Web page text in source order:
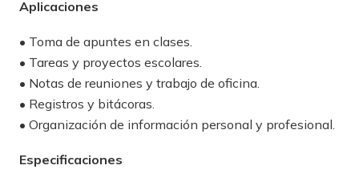
Aplicaciones
• Toma de apuntes en clases.
• Tareas y proyectos escolares.
• Notas de reuniones y trabajo de oficina.
• Registros y bitácoras.
• Organización de información personal y profesional.
Especificaciones